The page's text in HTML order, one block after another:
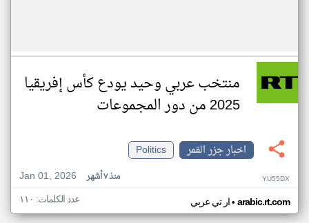
منتخب عربي وحيد يودع كأس إفريقيا
2025 من دور المجموعات
اخبار جزر القمر
Politics
Jan 01, 2026
منذ ٧ أشهر YU55DX
ار تي عربي• arabic.rt.com عدد الكلمات: ١١٠